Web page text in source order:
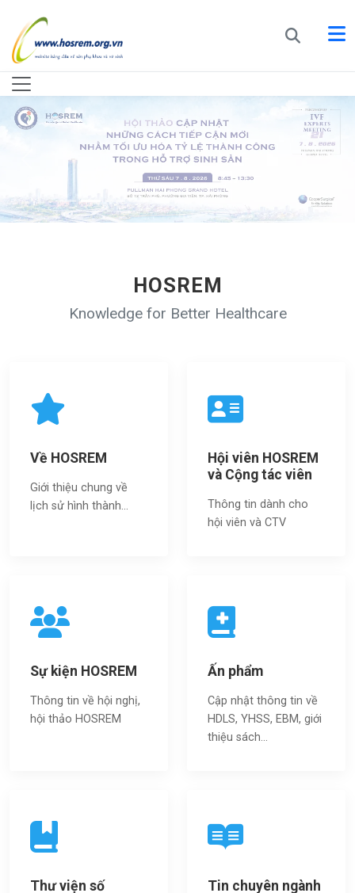
HOSREM
Knowledge for Better Healthcare
Về HOSREM
Giới thiệu chung về
lịch sử hình thành...
Hội viên HOSREM
và Cộng tác viên
Thông tin dành cho
hội viên và CTV
Sự kiện HOSREM
Thông tin về hội nghị,
hội thảo HOSREM
Ấn phẩm
Cập nhật thông tin về
HDLS, YHSS, EBM, giới
thiệu sách…
Thư viện số Tin chuyên ngành